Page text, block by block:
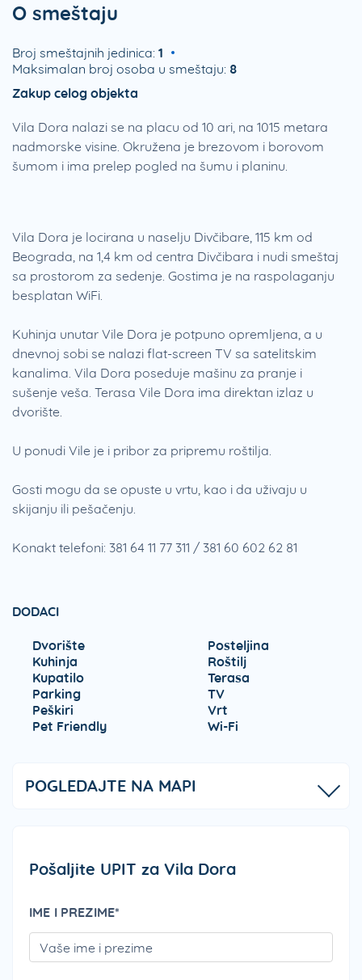
O smeštaju
Broj smeštajnih jedinica: 1
Maksimalan broj osoba u smeštaju: 8
Zakup celog objekta
Vila Dora nalazi se na placu od 10 ari, na 1015 metara
nadmorske visine. Okružena je brezovom i borovom
šumom i ima prelep pogled na šumu i planinu.
Vila Dora je locirana u naselju Divčibare, 115 km od
Beograda, na 1,4 km od centra Divčibara i nudi smeštaj
sa prostorom za sedenje. Gostima je na raspolaganju
besplatan WiFi.
Kuhinja unutar Vile Dora je potpuno opremljena, a u
dnevnoj sobi se nalazi flat-screen TV sa satelitskim
kanalima. Vila Dora poseduje mašinu za pranje i
sušenje veša. Terasa Vile Dora ima direktan izlaz u
dvorište.
U ponudi Vile je i pribor za pripremu roštilja.
Gosti mogu da se opuste u vrtu, kao i da uživaju u
skijanju ili pešačenju.
Konakt telefoni: 381 64 11 77 311 / 381 60 602 62 81
DODACI
Dvorište
Kuhinja
Kupatilo
Parking
Peškiri
Pet Friendly
Posteljina
Roštilj
Terasa
TV
Vrt
Wi-Fi
POGLEDAJTE NA MAPI
Pošaljite UPIT za Vila Dora
IME I PREZIME*